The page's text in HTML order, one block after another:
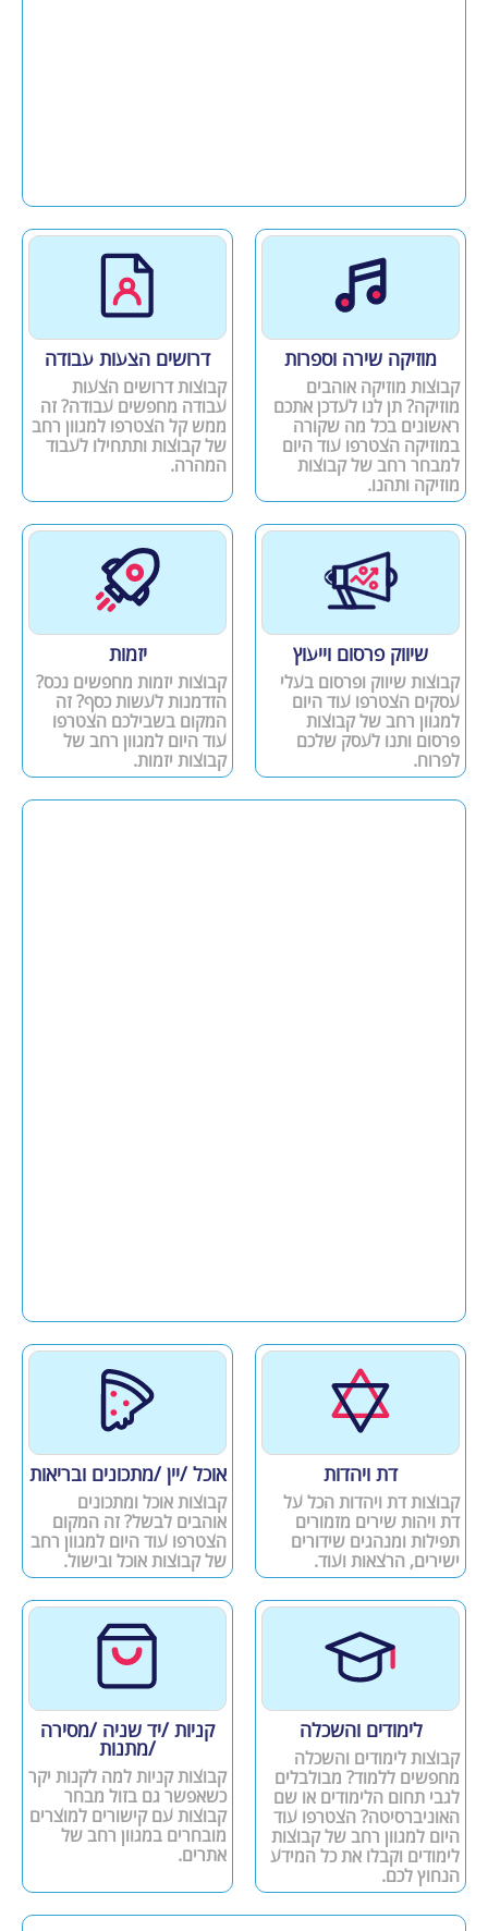
מוזיקה שירה וספרות
קבוצות מוזיקה אוהבים
מוזיקה? תן לנו לעדכן אתכם
ראשונים בכל מה שקורה
במוזיקה הצטרפו עוד היום
למבחר רחב של קבוצות
מוזיקה ותהנו.
דרושים הצעות עבודה
קבוצות דרושים הצעות
עבודה מחפשים עבודה? זה
ממש קל הצטרפו למגוון רחב
של קבוצות ותתחילו לעבוד
המהרה.
שיווק פרסום וייעוץ
קבוצות שיווק ופרסום בעלי
עסקים הצטרפו עוד היום
למגוון רחב של קבוצות
פרסום ותנו לעסק שלכם
לפרוח.
יזמות
קבוצות יזמות מחפשים נכס?
הזדמנות לעשות כסף? זה
המקום בשבילכם הצטרפו
עוד היום למגוון רחב של
קבוצות יזמות.
דת ויהדות
קבוצות דת ויהדות הכל על
דת ויהות שירים מזמורים
תפילות ומנהגים שידורים
ישירים, הרצאות ועוד.
אוכל /יין /מתכונים ובריאות
קבוצות אוכל ומתכונים
אוהבים לבשל? זה המקום
הצטרפו עוד היום למגוון רחב
של קבוצות אוכל ובישול.
לימודים והשכלה
קבוצות לימודים והשכלה
מחפשים ללמוד? מבולבלים
לגבי תחום הלימודים או שם
האוניברסיטה? הצטרפו עוד
היום למגוון רחב של קבוצות
לימודים וקבלו את כל המידע
הנחוץ לכם.
קניות /יד שניה /מסירה
/מתנות
קבוצות קניות למה לקנות יקר
כשאפשר גם בזול מבחר
קבוצות עם קישורים למוצרים
מובחרים במגוון רחב של
אתרים.